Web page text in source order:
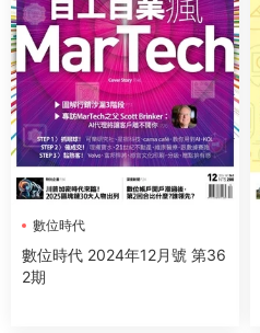
數位時代
數位時代 2024年12月號 第36
2期